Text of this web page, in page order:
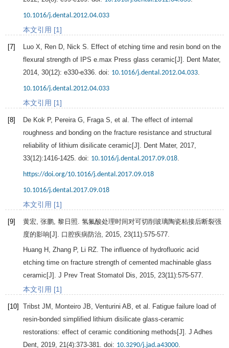
10.1016/j.dental.2012.04.033
本文引用 [1]
[7] Luo X Ren D Nick S.
Effect of etching time and resin bond on the
flexural strength of IPS e.max Press glass ceramic[J]. Dent Mater,
2014 30(12): e330-e336. doi: 10.1016/j.dental.2012.04.033
10.1016/j.dental.2012.04.033
本文引用 [1]
[8] De Kok P, Pereira G Fraga S , et al. The effect of internal
roughness and bonding on the fracture resistance and structural
reliability of lithium disilicate ceramic[J]. Dent Mater, 2017
33(12):1416-1425. doi: 10.1016/j.dental.2017.09.018
https://doi.org/10.1016/j.dental.2017.09.018
10.1016/j.dental.2017.09.018
本文引用 [1]
[9]
黄宏, 张鹏, 黎日照. 氢氟酸处理时间对可切削玻璃陶瓷粘接后断裂强
度的影响[J]. 口腔疾病防治 2015 23(11):575-577.
Huang H Zhang P, Li RZ. The influence of hydrofluoric acid
etching time on fracture strength of cemented machinable glass
ceramic[J]. J Prev Treat Stomatol Dis 2015 23(11):575-577.
本文引用 [1]
[10] Tribst JM Monteiro JB Venturini AB , et al. Fatigue failure load of
resin-bonded simplified lithium disilicate glass-ceramic
restorations: effect of ceramic conditioning methods[J]. J Adhes
Dent 2019 21(4):373-381. doi: 10.3290/j.jad.a43000